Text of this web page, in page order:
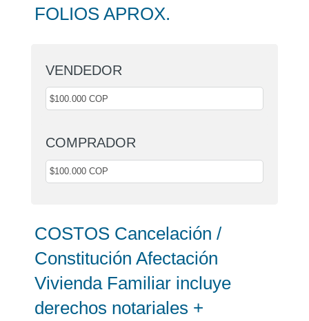
FOLIOS APROX.
VENDEDOR
COMPRADOR
COSTOS Cancelación /
Constitución Afectación
Vivienda Familiar incluye
derechos notariales +